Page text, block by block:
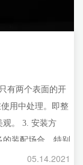
有两个表面的开
装方
装配场合，特别
调试。 4.不05.14.2021